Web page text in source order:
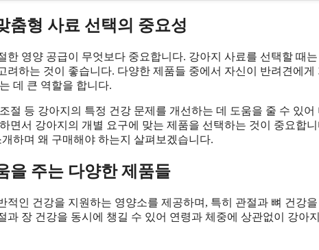
춤형 사료 선택의 중요성
한 영양 공급이 무엇보다 중요합니다. 강아지 사료를 선택할 때는
려하는 것이 좋습니다. 다양한 제품들 중에서 자신이 반려견에게
데 큰 역할을 합니다.
절 등 강아지의 특정 건강 문제를 개선하는 데 도움을 줄 수 있어
면서 강아지의 개별 요구에 맞는 제품을 선택하는 것이 중요합
하며 왜 구매해야 하는지 살펴보겠습니다.
을 주는 다양한 제품들
인 건강을 지원하는 영양소를 제공하며, 특히 관절과 뼈 건강을
과 장 건강을 동시에 챙길 수 있어 연령과 체중에 상관없이 강아